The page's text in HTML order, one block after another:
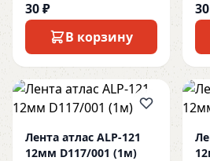
30 ₽
В корзину
Лента атлас ALP-121
12мм D117/001 (1м)